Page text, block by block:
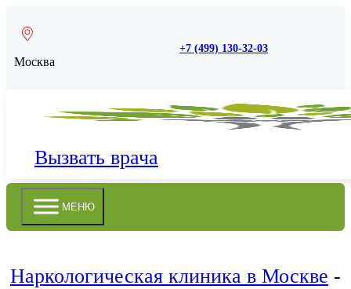
Москва
+7 (499) 130-32-03
Вызвать врача
МЕНЮ
Наркологическая клиника в Москве -